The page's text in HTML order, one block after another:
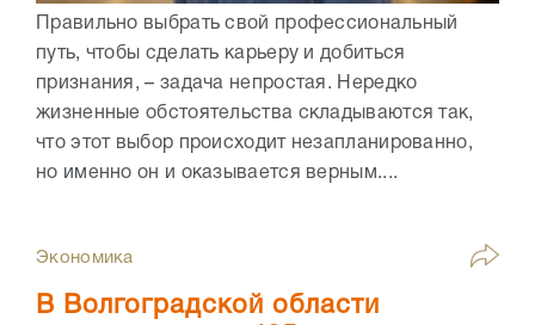
Правильно выбрать свой профессиональный
путь, чтобы сделать карьеру и добиться
признания, – задача непростая. Нередко
жизненные обстоятельства складываются так,
что этот выбор происходит незапланированно,
но именно он и оказывается верным....
Экономика
В Волгоградской области